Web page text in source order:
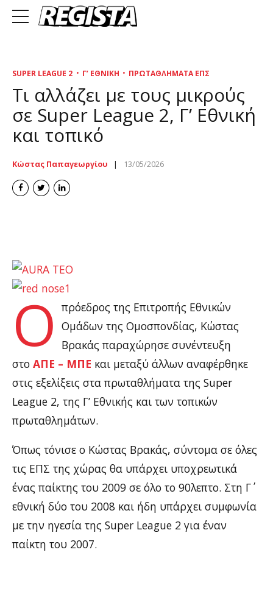
SUPER LEAGUE 2 Γ’ ΕΘΝΙΚΉ ΠΡΩΤΑΘΛΉΜΑΤΑ ΕΠΣ
Τι αλλάζει με τους μικρούς
σε Super League 2, Γ’ Εθνική
και τοπικό
Κώστας Παπαγεωργίου 13/05/2026
Ο πρόεδρος της Επιτροπής Εθνικών
Ομάδων της Ομοσπονδίας, Κώστας
Βρακάς παραχώρησε συνέντευξη
στο ΑΠΕ – ΜΠΕ και μεταξύ άλλων αναφέρθηκε
στις εξελίξεις στα πρωταθλήματα της Super
League 2, της Γ’ Εθνικής και των τοπικών
πρωταθλημάτων.
Όπως τόνισε ο Κώστας Βρακάς, σύντομα σε όλες
τις ΕΠΣ της χώρας θα υπάρχει υποχρεωτικά
ένας παίκτης του 2009 σε όλο το 90λεπτο. Στη Γ΄
εθνική δύο του 2008 και ήδη υπάρχει συμφωνία
με την ηγεσία της Super League 2 για έναν
παίκτη του 2007.